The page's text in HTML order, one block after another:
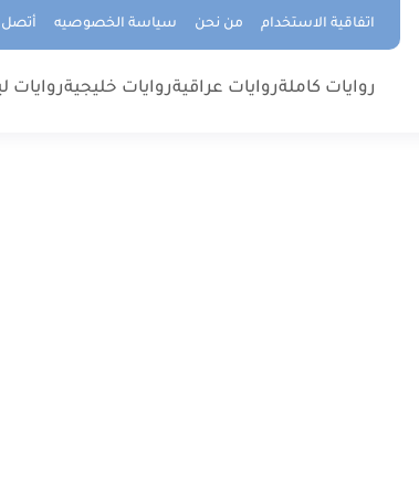
اتفاقية الاستخدام من نحن سياسة الخصوصيه أتصل
روايات كاملةروايات عراقيةروايات خليجيةروايات